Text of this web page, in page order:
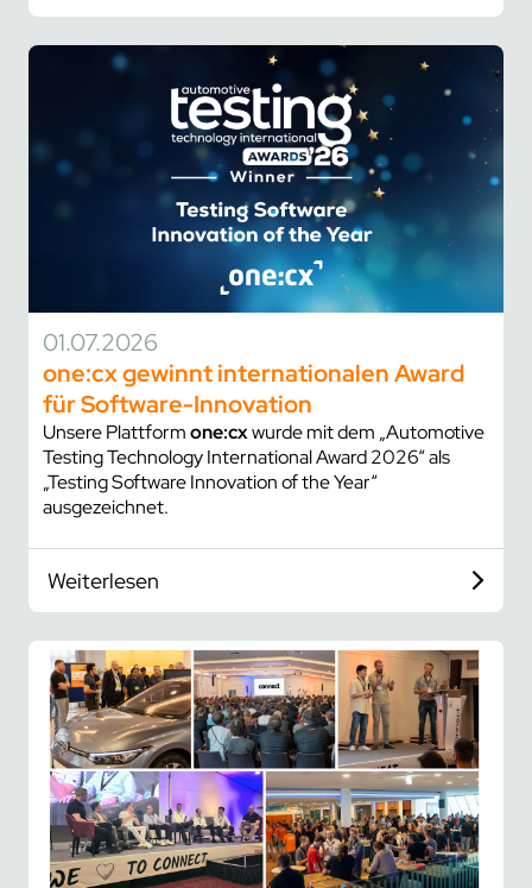
01.07.2026
one:cxgewinnt internationalen Award
für Software-Innovation
Unsere Plattformone:cxwurde mit dem „Automotive
Testing Technology International Award 2026“ als
„Testing Software Innovation of the Year“
ausgezeichnet.
Weiterlesen